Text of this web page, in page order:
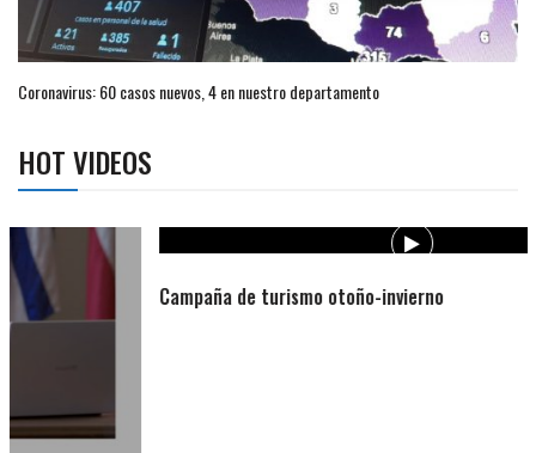
Coronavirus: 60 casos nuevos, 4 en nuestro departamento
HOT VIDEOS
Campaña de turismo otoño-invierno